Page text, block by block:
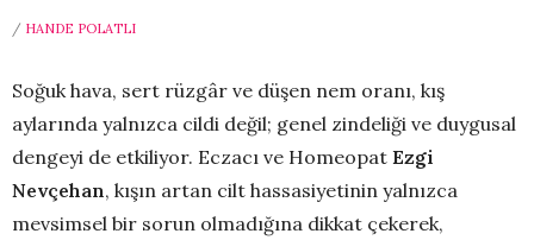
/ HANDE POLATLI
Soğuk hava, sert rüzgâr ve düşen nem oranı, kış
aylarında yalnızca cildi değil; genel zindeliği ve duygusal
dengeyi de etkiliyor. Eczacı ve Homeopat Ezgi
Nevçehan, kışın artan cilt hassasiyetinin yalnızca
mevsimsel bir sorun olmadığına dikkat çekerek,